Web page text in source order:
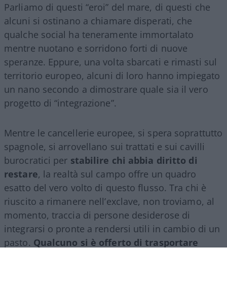
Parliamo di questi “eroi” del mare, di questi che
alcuni si ostinano a chiamare disperati, che
qualche social ha teneramente immortalato
mentre nuotano e sorridono forti di nuove
speranze. Eppure, una volta sbarcati e rimasti sul
territorio europeo, alcuni di loro hanno impiegato
un nano secondo a dimostrare quale sia il vero
progetto di “integrazione”.
Mentre le cancellerie europee, si spera soprattutto
spagnole, si arrovellano sui trattati e sui cavilli
burocratici per stabilire chi abbia diritto di
restare, la realtà sul campo offre un quadro
esatto del vero volto di questo flusso. Tra chi è
riuscito a rimanere nell’exclave, non troviamo, al
momento, traccia di persone desiderose di
integrarsi o pronte a rendersi utili in cambio di un
pasto. Qualcuno si è offerto di trasportare